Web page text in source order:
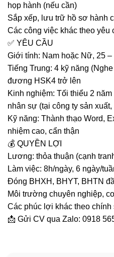
họp hành (nếu cần)
Sắp xếp, lưu trữ hồ sơ hành
Các công việc khác theo yêu
✅ YÊU CẦU
Giới tính: Nam hoặc Nữ, 25 –
Tiếng Trung: 4 kỹ năng
đương HSK4 trở lên
Kinh nghiệm: Tối thiểu 2
nhân sự (tại công ty sản
Kỹ năng: Thành thạo Word,
nhiệm cao, cẩn thận
💰 QUYỀN LỢI
Lương: thỏa thuận (cạnh
Làm việc: 8h/ngày, 6 ngày/
Đóng BHXH, BHYT, BHTN
Môi trường chuyên nghiệp,
Các phúc lợi khác theo chính
📩 Gửi CV qua Zalo: 0918